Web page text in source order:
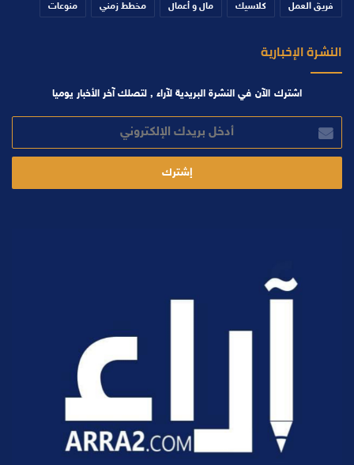
فريق العمل كلاسيك مال و أعمال مخطط زمني منوعات
النشرة الإخبارية
اشترك الآن في النشرة البريدية لآراء , لتصلك آخر الأخبار يوميا
بريدك
الإلكتروني